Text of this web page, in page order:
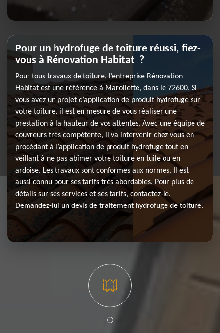
Pour un hydrofuge de toiture réussi, fiez-
vous à Rénovation Habitat ?
Pour tous travaux de toiture, l’entreprise Rénovation
Habitat est une référence à Marollette, dans le 72600. Si
vous avez un projet d’application de produit hydrofuge sur
votre toiture, il est en mesure de vous réaliser une
prestation à la hauteur de vos attentes. Avec une équipe de
couvreurs très compétente, il va intervenir chez vous en
procédant à l’application de produit hydrofuge tout en
veillant à ne pas abîmer votre toiture en tuile ou en
ardoise. Les travaux sont conformes aux normes. Il est
aussi connu pour ses tarifs très abordables. Pour plus de
détails sur ses services et ses tarifs, contactez-le.
Demandez-lui un devis de traitement hydrofuge de toiture.